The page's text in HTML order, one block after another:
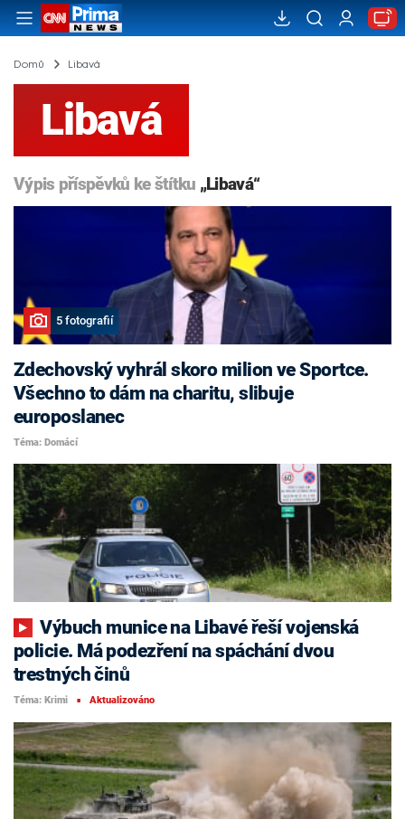
Domů Libavá
Libavá
Výpis příspěvků ke štítku „Libavá“
5 fotografií
Zdechovský vyhrál skoro milion ve Sportce.
Všechno to dám na charitu, slibuje
europoslanec
Téma: Domácí
Výbuch munice na Libavé řeší vojenská
policie. Má podezření na spáchání dvou
trestných činů
Téma: Krimi ■ Aktualizováno